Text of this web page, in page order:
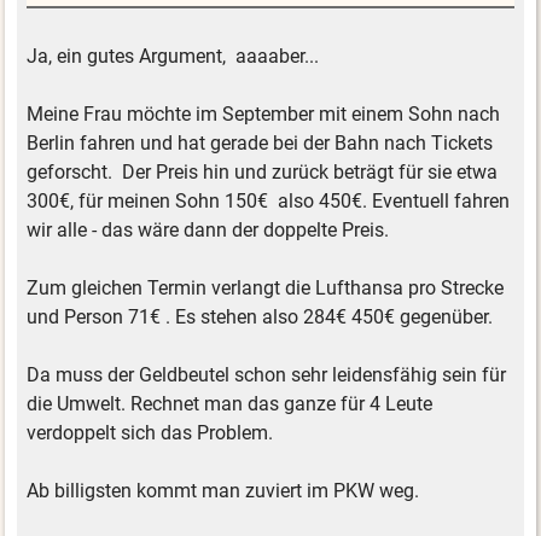
Ja, ein gutes Argument, aaaaber...
Meine Frau möchte im September mit einem Sohn nach
Berlin fahren und hat gerade bei der Bahn nach Tickets
geforscht. Der Preis hin und zurück beträgt für sie etwa
300€, für meinen Sohn 150€ also 450€. Eventuell fahren
wir alle - das wäre dann der doppelte Preis.
Zum gleichen Termin verlangt die Lufthansa pro Strecke
und Person 71€ . Es stehen also 284€ 450€ gegenüber.
Da muss der Geldbeutel schon sehr leidensfähig sein für
die Umwelt. Rechnet man das ganze für 4 Leute
verdoppelt sich das Problem.
Ab billigsten kommt man zuviert im PKW weg.